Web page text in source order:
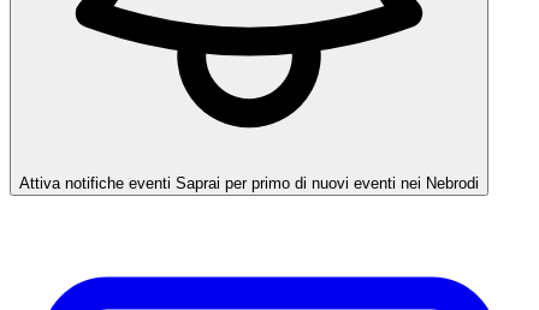
Attiva notifiche eventi Saprai per primo di nuovi eventi nei Nebrodi